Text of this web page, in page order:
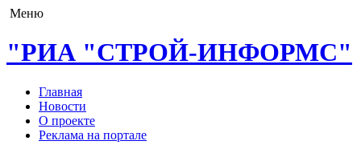
Меню
"РИА "СТРОЙ-ИНФОРМС"
Главная
Новости
О проекте
Реклама на портале